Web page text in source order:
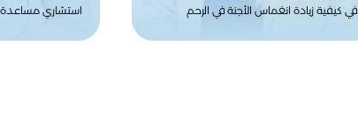
استشاري
في كيفية زيادة انغماس الأجنة في الرحم